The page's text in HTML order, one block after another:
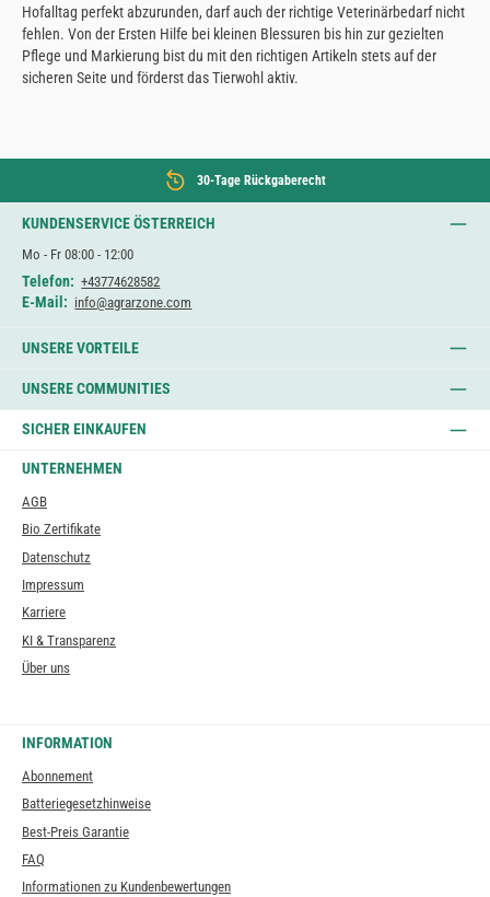
Hofalltag perfekt abzurunden, darf auch der richtige Veterinärbedarf nicht
fehlen. Von der Ersten Hilfe bei kleinen Blessuren bis hin zur gezielten
Pflege und Markierung bist du mit den richtigen Artikeln stets auf der
sicheren Seite und förderst das Tierwohl aktiv.
30-Tage Rückgaberecht
KUNDENSERVICE ÖSTERREICH
Mo - Fr 08:00 - 12:00
Telefon: +43774628582
E-Mail: info@agrarzone.com
UNSERE VORTEILE
UNSERE COMMUNITIES
SICHER EINKAUFEN
UNTERNEHMEN
AGB
Bio Zertifikate
Datenschutz
Impressum
Karriere
KI & Transparenz
Über uns
INFORMATION
Abonnement
Batteriegesetzhinweise
Best-Preis Garantie
FAQ
Informationen zu Kundenbewertungen